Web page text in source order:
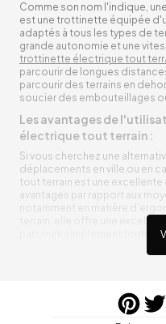
Comme son nom l'indique,
est une trottinette équipée
adaptés à tous les types de
grande autonomie et une
trottinette électrique tout
parcourir de longues
parcourir des terrains en
soucier des embouteillages
Les avantages de
électrique tout terrain :
Si vous cherchez une
déplacements en ville ou en
tout terrain est une
avantages par rapport aux
notamment en matière
terrain, elle offre une
parcourir simplement toutes
Trottinette électrique
entre vos trajets, vous
batterie. De plus, elle est